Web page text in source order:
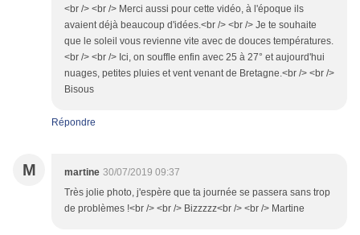
<br /> <br /> Merci aussi pour cette vidéo, à l'époque ils
avaient déjà beaucoup d'idées.<br /> <br /> Je te souhaite
que le soleil vous revienne vite avec de douces températures.
<br /> <br /> Ici, on souffle enfin avec 25 à 27° et aujourd'hui
nuages, petites pluies et vent venant de Bretagne.<br /> <br />
Bisous
Répondre
M martine 30/07/2019 09:37
Très jolie photo, j'espère que ta journée se passera sans trop
de problèmes !<br /> <br /> Bizzzzz<br /> <br /> Martine